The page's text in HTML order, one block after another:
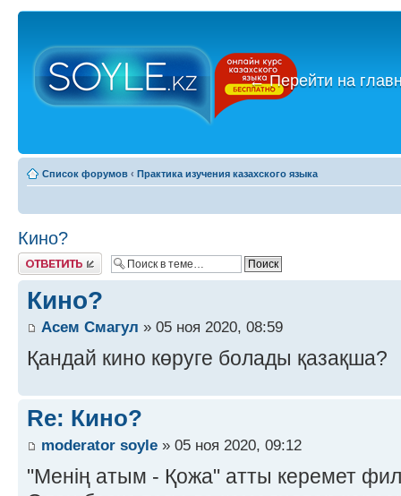
←Перейти на
Список форумов ‹ Практика изучения казахского языка
Кино?
Ответить
Кино?
Асем Смагул » 05 ноя 2020, 08:59
Қандай кино көруге болады қазақша?
Re: Кино?
moderator soyle » 05 ноя 2020, 09:12
"Менің атым - Қожа" атты керемет